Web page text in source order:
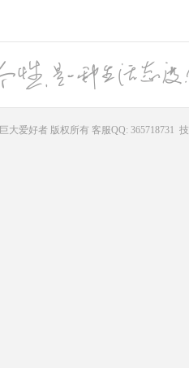
巨大爱好者版权所有 客服QQ: 365718731